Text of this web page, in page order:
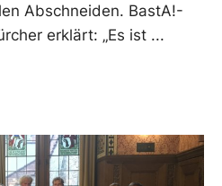
Abschneiden. BastA!-
erklärt: „Es ist